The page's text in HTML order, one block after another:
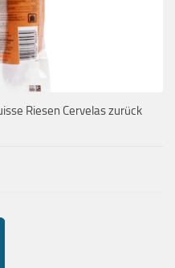
Riesen Cervelas zurück